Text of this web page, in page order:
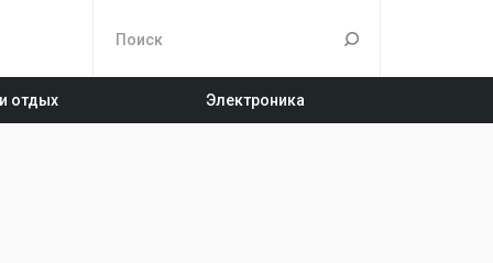
отдых Электроника